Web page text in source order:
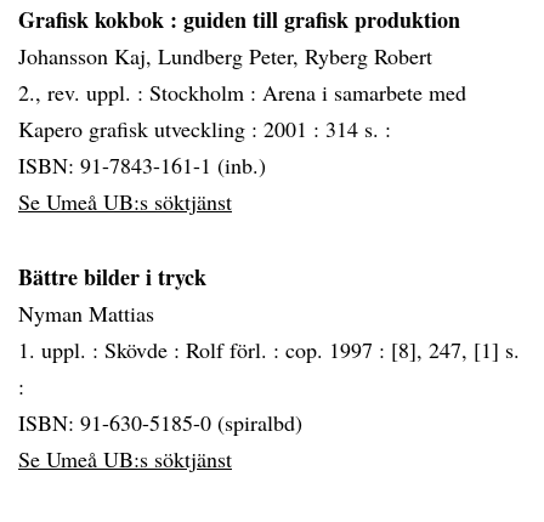
Grafisk kokbok : guiden till grafisk produktion
Johansson Kaj, Lundberg Peter, Ryberg Robert
2., rev. uppl. : Stockholm : Arena i samarbete med
Kapero grafisk utveckling : 2001 : 314 s. :
ISBN: 91-7843-161-1 (inb.)
Se Umeå UB:s söktjänst
Bättre bilder i tryck
Nyman Mattias
1. uppl. : Skövde : Rolf förl. : cop. 1997 : [8], 247, [1] s.
:
ISBN: 91-630-5185-0 (spiralbd)
Se Umeå UB:s söktjänst